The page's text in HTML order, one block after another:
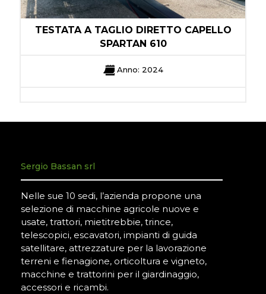
TESTATA A TAGLIO DIRETTO CAPELLO
SPARTAN 610
Anno: 2024
Sergio Bassan srl
Nelle sue 10 sedi, l’azienda propone una
selezione di macchine agricole nuove e
usate, trattori, mietitrebbie, trince,
telescopici, escavatori, impianti di guida
satellitare, attrezzature per la lavorazione
terreni e fienagione, orticoltura e vigneto,
macchine e trattorini per il giardinaggio,
accessori e ricambi.